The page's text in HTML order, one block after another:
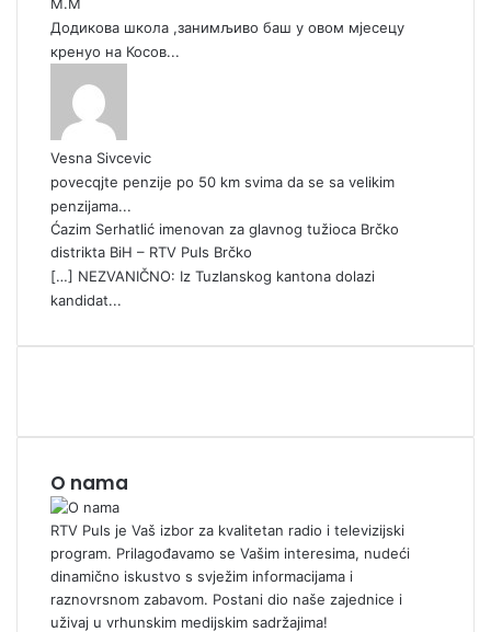
Додикова школа ,занимљиво баш у овом мјесецу
кренуо на Косов...
Vesna Sivcevic
povecqjte penzije po 50 km svima da se sa velikim
penzijama...
Ćazim Serhatlić imenovan za glavnog tužioca Brčko
distrikta BiH – RTV Puls Brčko
[…] NEZVANIČNO: Iz Tuzlanskog kantona dolazi
kandidat...
O nama
RTV Puls je Vaš izbor za kvalitetan radio i televizijski
program. Prilagođavamo se Vašim interesima, nudeći
dinamično iskustvo s svježim informacijama i
raznovrsnom zabavom. Postani dio naše zajednice i
uživaj u vrhunskim medijskim sadržajima!